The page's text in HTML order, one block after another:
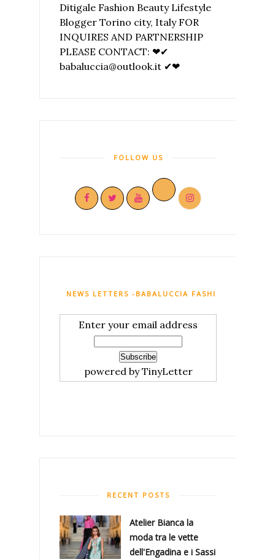
Ditigale Fashion Beauty Lifestyle
Blogger Torino city, Italy FOR
INQUIRES AND PARTNERSHIP
PLEASE CONTACT: ❤✔
babaluccia@outlook.it ✔❤
FOLLOW US
NEWS LETTERS -BABALUCCIA FASHION AND MY
Enter your email address
powered by TinyLetter
RECENT POSTS
Atelier Bianca​ la
moda tra le vette
dell'Engadina e i Sassi